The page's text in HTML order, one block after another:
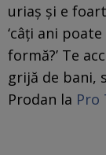
uriaș și e
‘câți ani
formă?’ Te
grijă de bani,
Prodan la Pro